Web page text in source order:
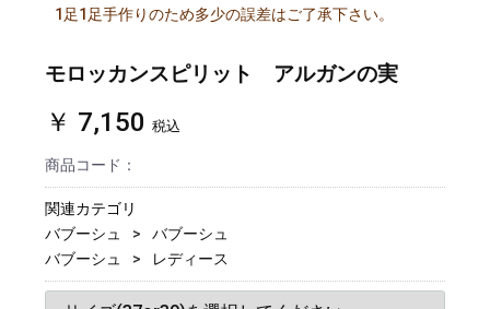
1足1足手作りのため多少の誤差はご了承下さい。
モロッカンスピリット アルガンの実
￥ 7,150 税込
商品コード：
関連カテゴリ
バブーシュ
バブーシュ
バブーシュ
レディース